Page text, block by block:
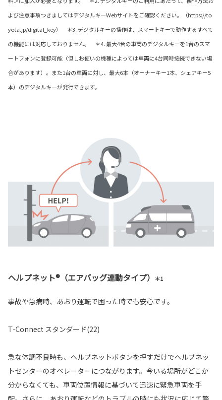
よび注意事項つきましてはデジタルキーWebサイトをご確認ください。（https://to
yota.jp/digital_key） ＊3. デジタルキーの操作は、スマートキーで動作するすべて
の機能には対応しておりません。 ＊4. 最大4台の車両のデジタルキーを1台のスマ
ートフォンに登録可能（但しお使いの機種によっては車両に4台同時接続できない場
合があります）。また1台の車両に対し、最大6本（オーナーキー1本、シェアキー5
本）のデジタルキーが発行できます。
ヘルプネット®（エアバッグ連動タイプ） ＊1
事故や急病時、あおり運転で困った時でも安心です。
T-Connect スタンダード(22)
急な体調不良時も、ヘルプネットボタンを押すだけでヘルプネッ
トセンターのオペレーターにつながります。今いる場所がどこか
分からなくても、車両位置情報に基づいて迅速に緊急車両を手